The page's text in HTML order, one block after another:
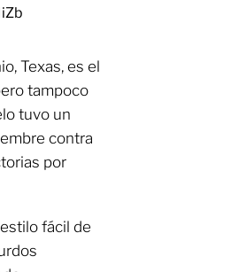
Texas, es el
tampoco
tuvo un
contra
por
fácil de